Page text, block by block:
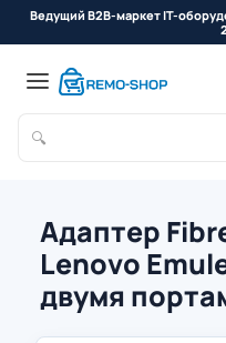
Ведущий B2B-маркет IT-
🔍
Адаптер
Lenovo
двумя